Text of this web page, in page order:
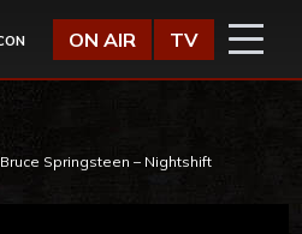
ON AIR TV
Bruce Springsteen – Nightshift